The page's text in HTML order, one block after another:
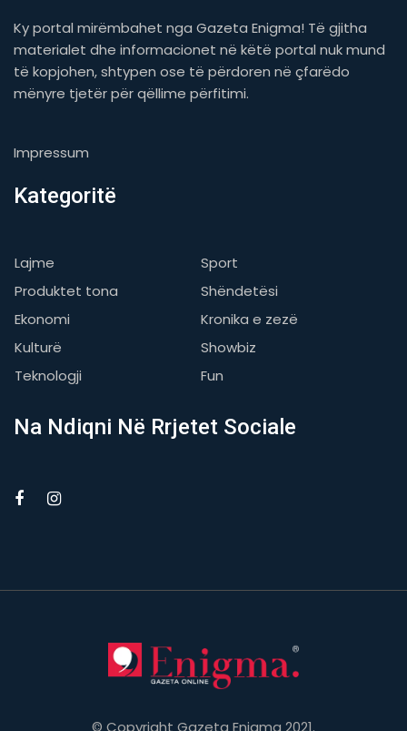
Ky portal mirëmbahet nga Gazeta Enigma! Të gjitha
materialet dhe informacionet në këtë portal nuk mund
të kopjohen, shtypen ose të përdoren në çfarëdo
mënyre tjetër për qëllime përfitimi.
Impressum
Kategoritë
Lajme
Sport
Produktet tona
Shëndetësi
Ekonomi
Kronika e zezë
Kulturë
Showbiz
Teknologji
Fun
Na Ndiqni Në Rrjetet Sociale
© Copyright Gazeta Enigma 2021.